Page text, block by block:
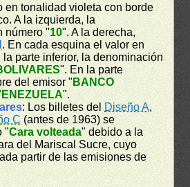
en tonalidad violeta con borde
A la izquierda, la
número "10". A la derecha,
. En cada esquina el valor en
la parte inferior, la denominación
". En la parte
del emisor " BANCO
".
: Los billetes del Diseño A,
C (antes de 1963) se
"Cara volteada" debido a la
del Mariscal Sucre, cuyo
partir de las emisiones de